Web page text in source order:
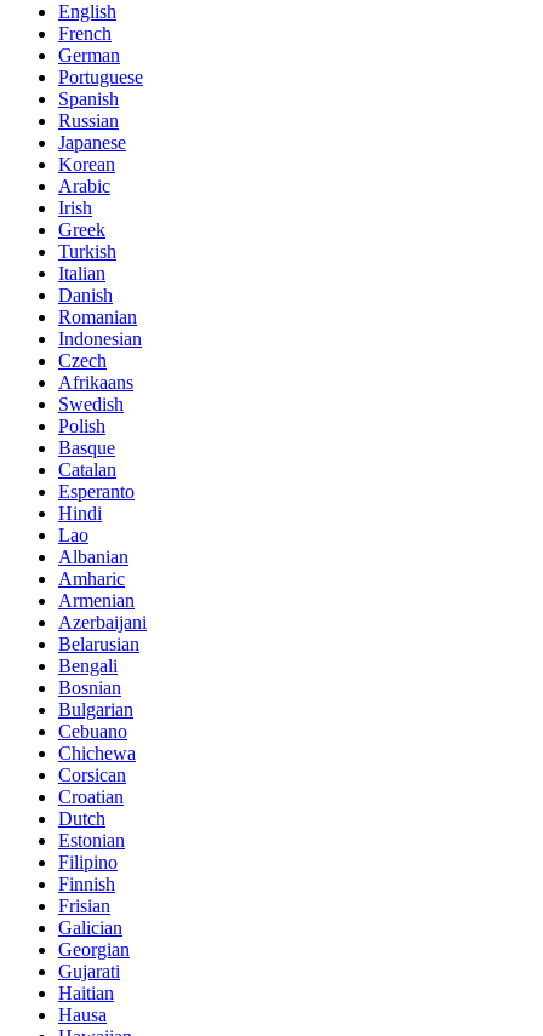
English
French
German
Portuguese
Spanish
Russian
Japanese
Korean
Arabic
Irish
Greek
Turkish
Italian
Danish
Romanian
Indonesian
Czech
Afrikaans
Swedish
Polish
Basque
Catalan
Esperanto
Hindi
Lao
Albanian
Amharic
Armenian
Azerbaijani
Belarusian
Bengali
Bosnian
Bulgarian
Cebuano
Chichewa
Corsican
Croatian
Dutch
Estonian
Filipino
Finnish
Frisian
Galician
Georgian
Gujarati
Haitian
Hausa